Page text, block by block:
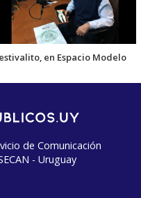
en Espacio Modelo
de Comunicación
- Uruguay